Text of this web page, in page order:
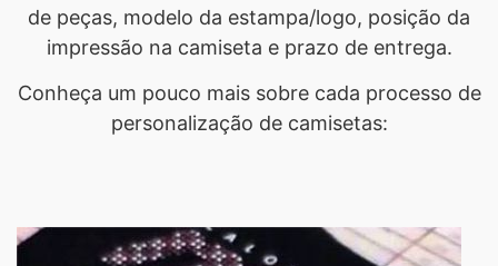
de peças, modelo da estampa/logo, posição da
impressão na camiseta e prazo de entrega.
Conheça um pouco mais sobre cada processo de
personalização de camisetas: